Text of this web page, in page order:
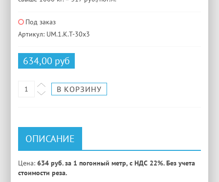
Под заказ
Артикул: UM.1.K.T-30x3
634,00 руб
ОПИСАНИЕ
Цена:634 руб. за 1 погонный метр, с НДС 22%. Без учета
стоимости реза.